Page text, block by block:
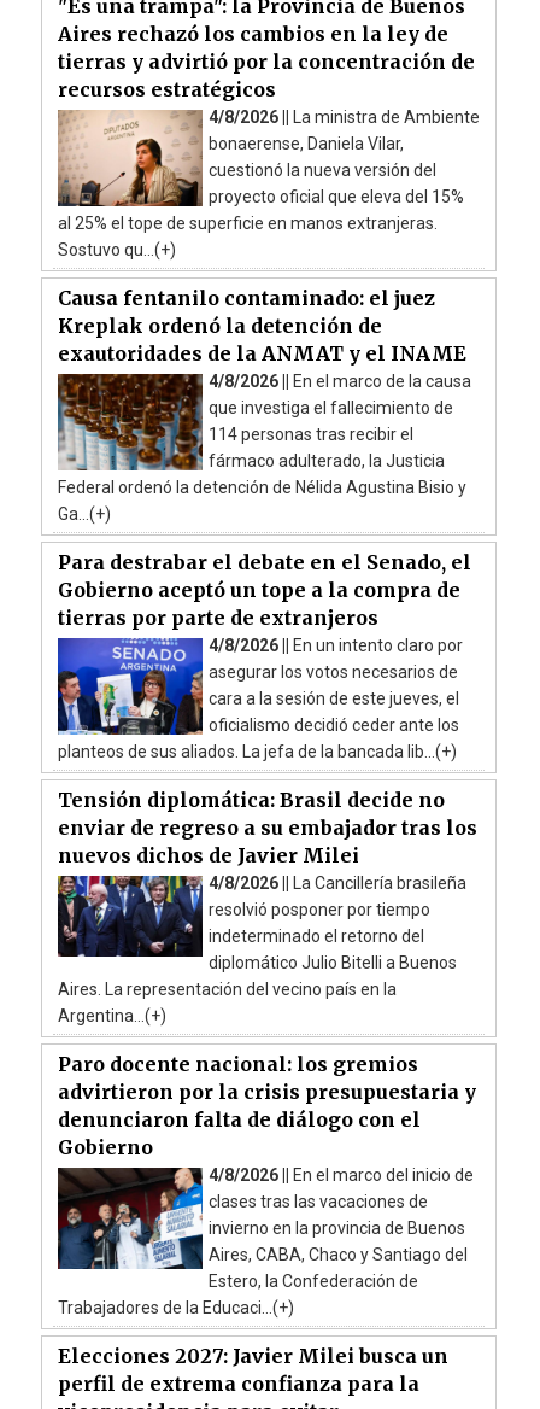
"Es una trampa": la Provincia de Buenos
Aires rechazó los cambios en la ley de
tierras y advirtió por la concentración de
recursos estratégicos
4/8/2026 ||
La ministra de Ambiente
bonaerense, Daniela Vilar,
cuestionó la nueva versión del
proyecto oficial que eleva del 15%
al 25% el tope de superficie en manos extranjeras.
Sostuvo qu...(+)
Causa fentanilo contaminado: el juez
Kreplak ordenó la detención de
exautoridades de la ANMAT y el INAME
4/8/2026 ||
En el marco de la causa
que investiga el fallecimiento de
114 personas tras recibir el
fármaco adulterado, la Justicia
Federal ordenó la detención de Nélida Agustina Bisio y
Ga...(+)
Para destrabar el debate en el Senado, el
Gobierno aceptó un tope a la compra de
tierras por parte de extranjeros
4/8/2026 ||
En un intento claro por
asegurar los votos necesarios de
cara a la sesión de este jueves, el
oficialismo decidió ceder ante los
planteos de sus aliados. La jefa de la bancada lib...(+)
Tensión diplomática: Brasil decide no
enviar de regreso a su embajador tras los
nuevos dichos de Javier Milei
4/8/2026 ||
La Cancillería brasileña
resolvió posponer por tiempo
indeterminado el retorno del
diplomático Julio Bitelli a Buenos
Aires. La representación del vecino país en la
Argentina...(+)
Paro docente nacional: los gremios
advirtieron por la crisis presupuestaria y
denunciaron falta de diálogo con el
Gobierno
4/8/2026 ||
En el marco del inicio de
clases tras las vacaciones de
invierno en la provincia de Buenos
Aires, CABA, Chaco y Santiago del
Estero, la Confederación de
Trabajadores de la Educaci...(+)
Elecciones 2027: Javier Milei busca un
perfil de extrema confianza para la